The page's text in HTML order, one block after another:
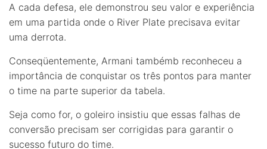
A cada defesa, ele demonstrou seu valor e experiência
em uma partida onde o River Plate precisava evitar
uma derrota.
Conseqüentemente, Armani tambémb reconheceu a
importância de conquistar os três pontos para manter
o time na parte superior da tabela.
Seja como for, o goleiro insistiu que essas falhas de
conversão precisam ser corrigidas para garantir o
sucesso futuro do time.